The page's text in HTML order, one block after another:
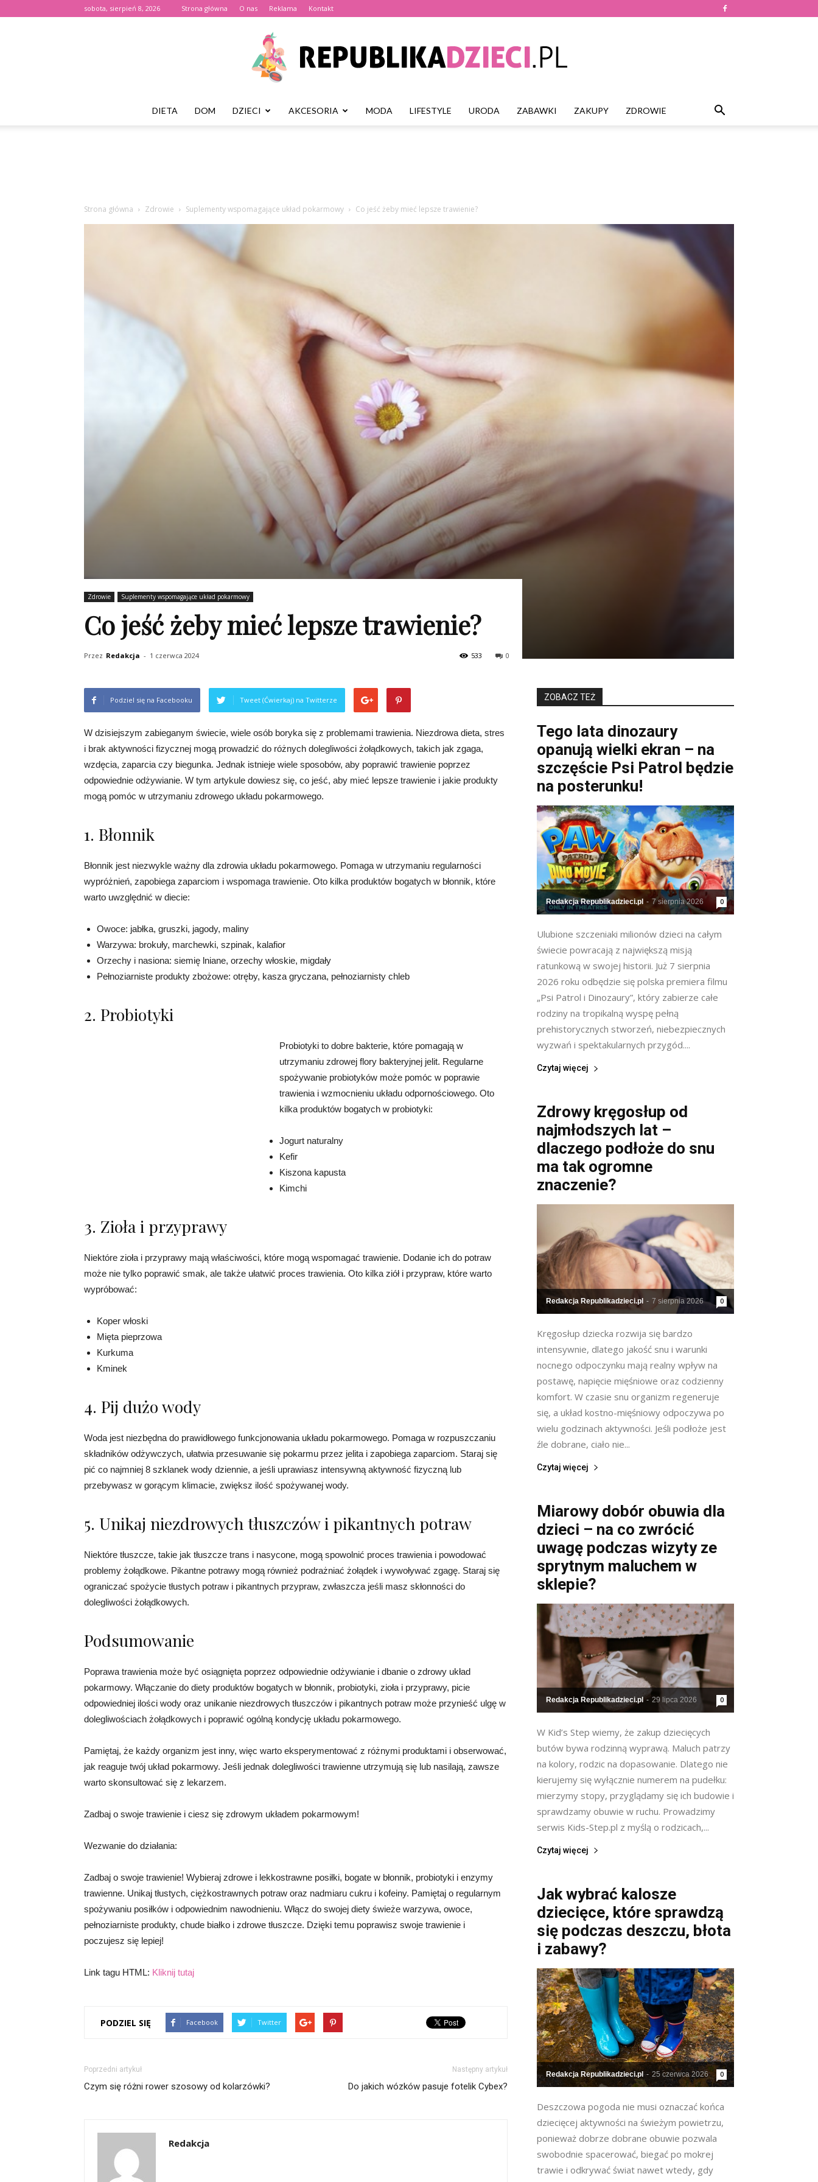
sobota, sierpień 8, 2026 Strona główna O nas Reklama Kontakt
DIETA DOM DZIECI AKCESORIA MODA LIFESTYLE URODA ZABAWKI ZAKUPY ZDROWIE
Strona główna Zdrowie Suplementy wspomagające układ pokarmowy Co jeść żeby mieć lepsze trawienie?
Zdrowie Suplementy wspomagające układ pokarmowy
Co jeść żeby mieć lepsze trawienie?
Przez Redakcja - 1 czerwca 2024 0
533
Podziel się na Facebooku Tweet (Ćwierkaj) na Twitterze
W dzisiejszym zabieganym świecie, wiele osób boryka się z problemami trawienia. Niezdrowa dieta, stres
i brak aktywności fizycznej mogą prowadzić do różnych dolegliwości żołądkowych, takich jak zgaga,
wzdęcia, zaparcia czy biegunka. Jednak istnieje wiele sposobów, aby poprawić trawienie poprzez
odpowiednie odżywianie. W tym artykule dowiesz się, co jeść, aby mieć lepsze trawienie i jakie produkty
mogą pomóc w utrzymaniu zdrowego układu pokarmowego.
1. Błonnik
Błonnik jest niezwykle ważny dla zdrowia układu pokarmowego. Pomaga w utrzymaniu regularności
wypróżnień, zapobiega zaparciom i wspomaga trawienie. Oto kilka produktów bogatych w błonnik, które
warto uwzględnić w diecie:
Owoce: jabłka, gruszki, jagody, maliny
Warzywa: brokuły, marchewki, szpinak, kalafior
Orzechy i nasiona: siemię lniane, orzechy włoskie, migdały
Pełnoziarniste produkty zbożowe: otręby, kasza gryczana, pełnoziarnisty chleb
2. Probiotyki
Probiotyki to dobre bakterie, które pomagają w
utrzymaniu zdrowej flory bakteryjnej jelit. Regularne
spożywanie probiotyków może pomóc w poprawie
trawienia i wzmocnieniu układu odpornościowego. Oto
kilka produktów bogatych w probiotyki:
Jogurt naturalny
Kefir
Kiszona kapusta
Kimchi
3. Zioła i przyprawy
Niektóre zioła i przyprawy mają właściwości, które mogą wspomagać trawienie. Dodanie ich do potraw
może nie tylko poprawić smak, ale także ułatwić proces trawienia. Oto kilka ziół i przypraw, które warto
wypróbować:
Koper włoski
Mięta pieprzowa
Kurkuma
Kminek
4. Pij dużo wody
Woda jest niezbędna do prawidłowego funkcjonowania układu pokarmowego. Pomaga w rozpuszczaniu
składników odżywczych, ułatwia przesuwanie się pokarmu przez jelita i zapobiega zaparciom. Staraj się
pić co najmniej 8 szklanek wody dziennie, a jeśli uprawiasz intensywną aktywność fizyczną lub
przebywasz w gorącym klimacie, zwiększ ilość spożywanej wody.
5. Unikaj niezdrowych tłuszczów i pikantnych potraw
Niektóre tłuszcze, takie jak tłuszcze trans i nasycone, mogą spowolnić proces trawienia i powodować
problemy żołądkowe. Pikantne potrawy mogą również podrażniać żołądek i wywoływać zgagę. Staraj się
ograniczać spożycie tłustych potraw i pikantnych przypraw, zwłaszcza jeśli masz skłonności do
dolegliwości żołądkowych.
Podsumowanie
Poprawa trawienia może być osiągnięta poprzez odpowiednie odżywianie i dbanie o zdrowy układ
pokarmowy. Włączanie do diety produktów bogatych w błonnik, probiotyki, zioła i przyprawy, picie
odpowiedniej ilości wody oraz unikanie niezdrowych tłuszczów i pikantnych potraw może przynieść ulgę w
dolegliwościach żołądkowych i poprawić ogólną kondycję układu pokarmowego.
Pamiętaj, że każdy organizm jest inny, więc warto eksperymentować z różnymi produktami i obserwować,
jak reaguje twój układ pokarmowy. Jeśli jednak dolegliwości trawienne utrzymują się lub nasilają, zawsze
warto skonsultować się z lekarzem.
Zadbaj o swoje trawienie i ciesz się zdrowym układem pokarmowym!
Wezwanie do działania:
Zadbaj o swoje trawienie! Wybieraj zdrowe i lekkostrawne posiłki, bogate w błonnik, probiotyki i enzymy
trawienne. Unikaj tłustych, ciężkostrawnych potraw oraz nadmiaru cukru i kofeiny. Pamiętaj o regularnym
spożywaniu posiłków i odpowiednim nawodnieniu. Włącz do swojej diety świeże warzywa, owoce,
pełnoziarniste produkty, chude białko i zdrowe tłuszcze. Dzięki temu poprawisz swoje trawienie i
poczujesz się lepiej!
Link tagu HTML: Kliknij tutaj
PODZIEL SIĘ Facebook Twitter
Poprzedni artykuł
Czym się różni rower szosowy od kolarzówki?
Następny artykuł
Do jakich wózków pasuje fotelik Cybex?
Redakcja
ZOBACZ TEŻ
Tego lata dinozaury
opanują wielki ekran – na
szczęście Psi Patrol będzie
na posterunku!
Redakcja Republikadzieci.pl - 7 sierpnia 2026 0
Ulubione szczeniaki milionów dzieci na całym
świecie powracają z największą misją
ratunkową w swojej historii. Już 7 sierpnia
2026 roku odbędzie się polska premiera filmu
„Psi Patrol i Dinozaury”, który zabierze całe
rodziny na tropikalną wyspę pełną
prehistorycznych stworzeń, niebezpiecznych
wyzwań i spektakularnych przygód....
Czytaj więcej
Zdrowy kręgosłup od
najmłodszych lat –
dlaczego podłoże do snu
ma tak ogromne
znaczenie?
Redakcja Republikadzieci.pl - 7 sierpnia 2026 0
Kręgosłup dziecka rozwija się bardzo
intensywnie, dlatego jakość snu i warunki
nocnego odpoczynku mają realny wpływ na
postawę, napięcie mięśniowe oraz codzienny
komfort. W czasie snu organizm regeneruje
się, a układ kostno-mięśniowy odpoczywa po
wielu godzinach aktywności. Jeśli podłoże jest
źle dobrane, ciało nie...
Czytaj więcej
Miarowy dobór obuwia dla
dzieci – na co zwrócić
uwagę podczas wizyty ze
sprytnym maluchem w
sklepie?
Redakcja Republikadzieci.pl - 29 lipca 2026 0
W Kid’s Step wiemy, że zakup dziecięcych
butów bywa rodzinną wyprawą. Maluch patrzy
na kolory, rodzic na dopasowanie. Dlatego nie
kierujemy się wyłącznie numerem na pudełku:
mierzymy stopy, przyglądamy się ich budowie i
sprawdzamy obuwie w ruchu. Prowadzimy
serwis Kids-Step.pl z myślą o rodzicach,...
Czytaj więcej
Jak wybrać kalosze
dziecięce, które sprawdzą
się podczas deszczu, błota
i zabawy?
Redakcja Republikadzieci.pl - 25 czerwca 2026 0
Deszczowa pogoda nie musi oznaczać końca
dziecięcej aktywności na świeżym powietrzu,
ponieważ dobrze dobrane obuwie pozwala
swobodnie spacerować, biegać po mokrej
trawie i odkrywać świat nawet wtedy, gdy